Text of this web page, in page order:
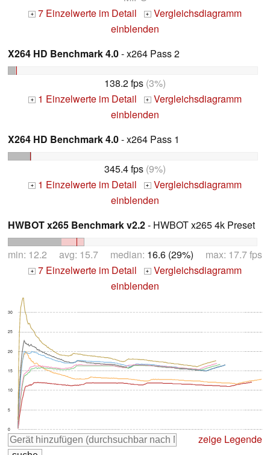
+ 7 Einzelwerte im Detail + Vergleichsdiagramm
einblenden
X264 HD Benchmark 4.0- x264 Pass 2
138.2 fps (3%)
+ 1 Einzelwerte im Detail + Vergleichsdiagramm
einblenden
X264 HD Benchmark 4.0- x264 Pass 1
345.4 fps (9%)
+ 1 Einzelwerte im Detail + Vergleichsdiagramm
einblenden
HWBOT x265 Benchmark v2.2- HWBOT x265 4k Preset
min: 12.2 avg: 15.7 median: 16.6 (29%) max: 17.7 fps
+ 7 Einzelwerte im Detail + Vergleichsdiagramm
einblenden
0
5
10
15
20
25
30
zeige Legende